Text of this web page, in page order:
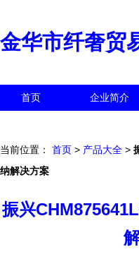
金华市纤奢贸
首页 企业简介
当前位置： 首页 > 产品大全 >
纳解决方案
振兴